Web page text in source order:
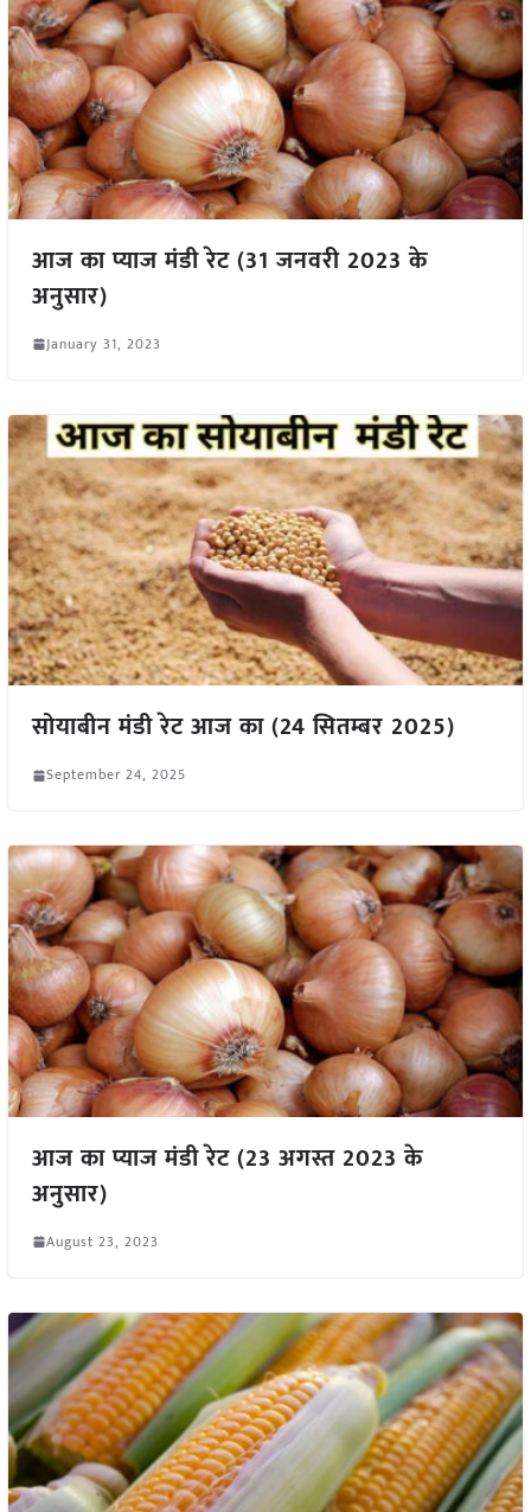
आज का प्याज मंडी रेट (31 जनवरी 2023 के
अनुसार)
January 31, 2023
सोयाबीन मंडी रेट आज का (24 सितम्बर 2025)
September 24, 2025
आज का प्याज मंडी रेट (23 अगस्त 2023 के
अनुसार)
August 23, 2023